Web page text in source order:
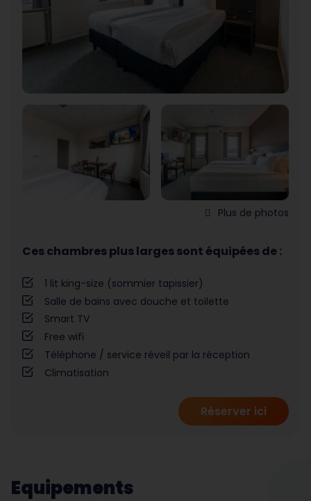
Plus de photos
Ces chambres plus larges sont équipées de :
1 lit king-size (sommier tapissier)
Salle de bains avec douche et toilette
Smart TV
Free wifi
Téléphone / service réveil par la réception
Climatisation
Réserver ici
Equipements